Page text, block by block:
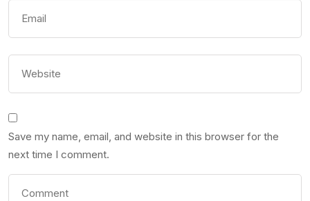
Save my name, email, and website in this browser for the
next time I comment.